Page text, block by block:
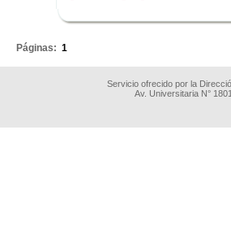
Páginas: 1
Servicio ofrecido por la
Av. Universitaria N°